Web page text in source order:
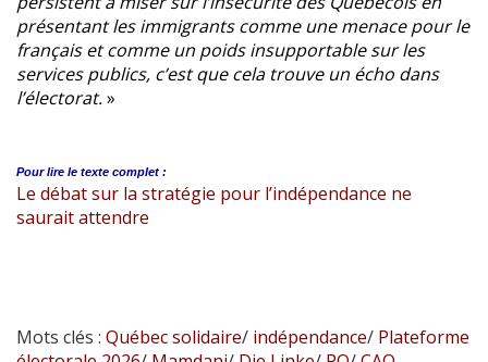
présentant les immigrants comme une menace pour le
français et comme un poids insupportable sur les
services publics, c’est que cela trouve un écho dans
l’électorat.»
Pour lire le texte complet :
Le débat sur la stratégie pour l’indépendance ne
saurait attendre
Mots clés : Québec solidaire/ indépendance/ Plateforme